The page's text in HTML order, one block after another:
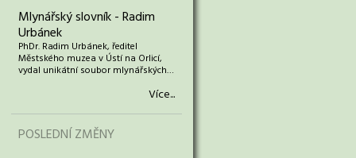
Mlynářský slovník - Radim
Urbánek
PhDr. Radim Urbánek, ředitel
Městského muzea v Ústí na Orlicí,
vydal unikátní soubor mlynářských…
Více...
POSLEDNÍ ZMĚNY